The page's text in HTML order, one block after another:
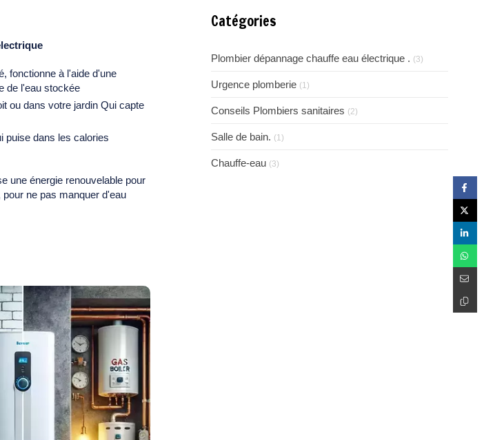
fonctionne à l'aide d'une
de l'eau stockée
ou dans votre jardin Qui capte
puise dans les calories
une énergie renouvelable pour
ne pas manquer d'eau
Catégories
Plombier dépannage chauffe eau électrique . (3)
Urgence plomberie (1)
Conseils Plombiers sanitaires (2)
Salle de bain. (1)
Chauffe-eau (3)